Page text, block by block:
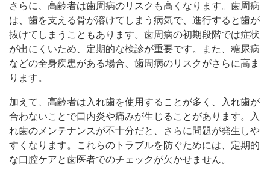
さらに、高齢者は歯周病のリスクも高くなります。歯周病
は、歯を支える骨が溶けてしまう病気で、進行すると歯が
抜けてしまうこともあります。歯周病の初期段階では症状
が出にくいため、定期的な検診が重要です。また、糖尿病
などの全身疾患がある場合、歯周病のリスクがさらに高ま
ります。
加えて、高齢者は入れ歯を使用することが多く、入れ歯が
合わないことで口内炎や痛みが生じることがあります。入
れ歯のメンテナンスが不十分だと、さらに問題が発生しや
すくなります。これらのトラブルを防ぐためには、定期的
な口腔ケアと歯医者でのチェックが欠かせません。